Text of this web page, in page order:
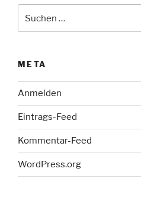
nach:
META
Anmelden
Eintrags-Feed
Kommentar-Feed
WordPress.org